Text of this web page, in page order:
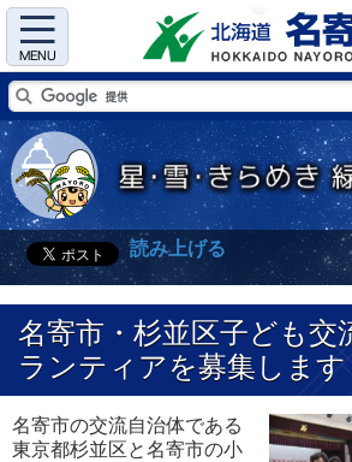
Menu
読み上げる
名寄市・杉並区子ども
ランティアを募集します
名寄市の交流自治体である
東京都杉並区と名寄市の小